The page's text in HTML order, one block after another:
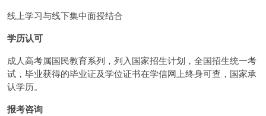
线上学习与线下集中面授结合
学历认可
成人高考属国民教育系列，列入国家招生计划，全国招生统一考
试，毕业获得的毕业证及学位证书在学信网上终身可查，国家承
认学历。
报考咨询